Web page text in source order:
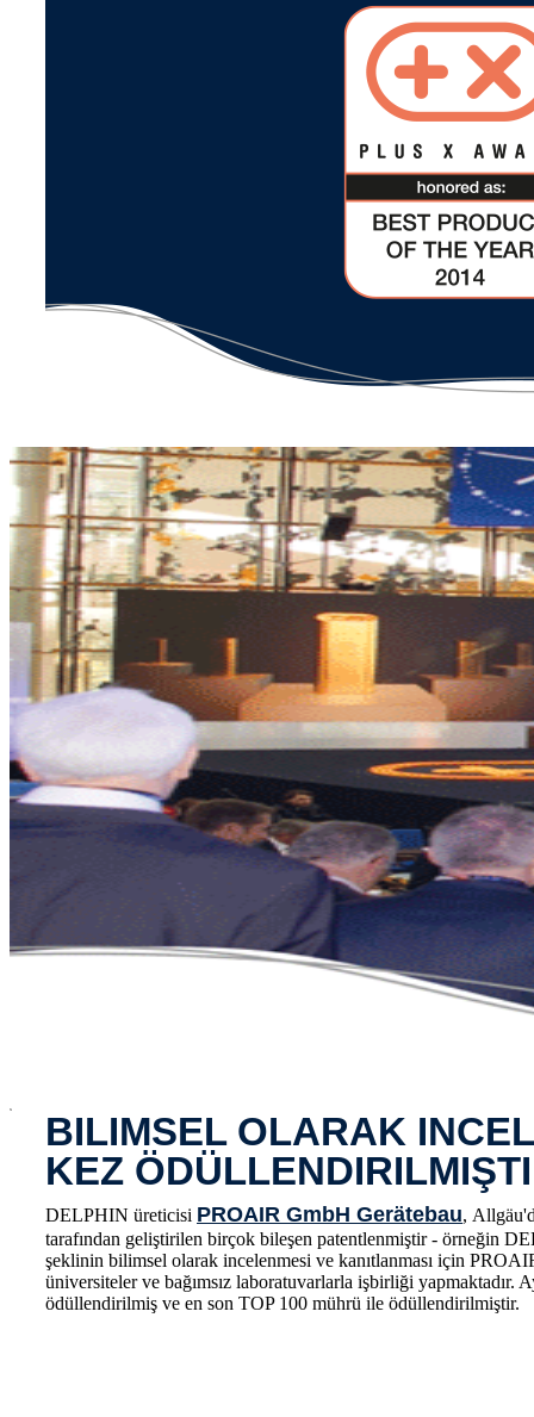
x
BILIMSEL OLARAK
KEZ
DELPHIN üreticisi PROAIR GmbH Gerätebau,
tarafından geliştirilen birçok bileşen patentlenmiştir - örneğin
şeklinin bilimsel olarak incelenmesi ve kanıtlanması için
üniversiteler ve bağımsız laboratuvarlarla işbirliği
ödüllendirilmiş ve en son TOP 100 mührü ile ödüllendirilmiştir.